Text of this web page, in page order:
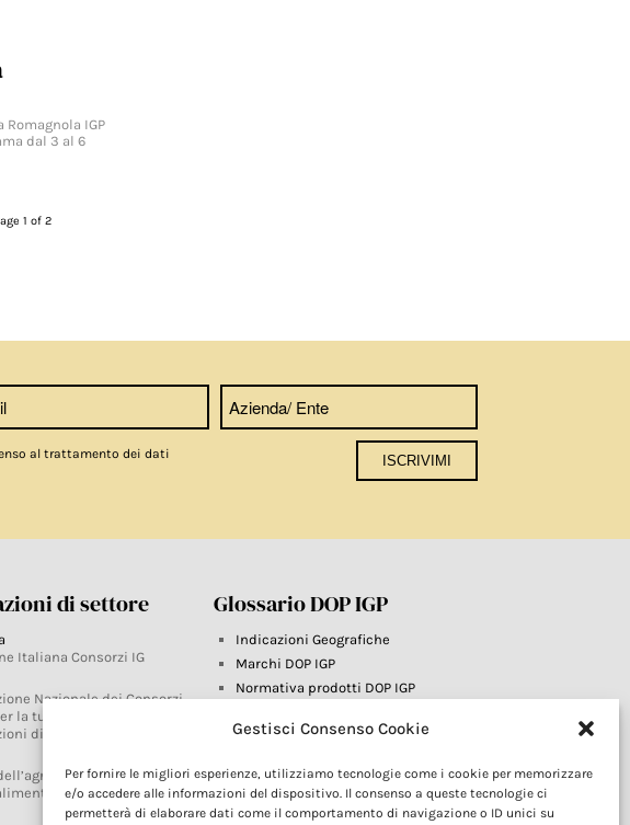
Gestisci Consenso Cookie
Per fornire le migliori esperienze, utilizziamo tecnologie come i cookie per memorizzare
e/o accedere alle informazioni del dispositivo. Il consenso a queste tecnologie ci
permetterà di elaborare dati come il comportamento di navigazione o ID unici su
IGP
dal 3 al 6
1 of 2
al trattamento dei dati
di settore
Italiana Consorzi IG
Nazionale dei Consorzi
la tutela delle
di origine
della
e delle foreste
Glossario DOP IGP
Indicazioni Geografiche
Marchi DOP IGP
Normativa prodotti DOP IGP
Farm To Fork e prodotti DOP IGP
Riforma Sistema IG
Turismo DOP